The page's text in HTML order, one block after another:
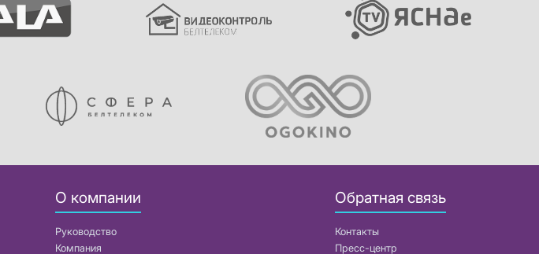
О компании
Руководство
Компания
Обратная связь
Контакты
Пресс-центр